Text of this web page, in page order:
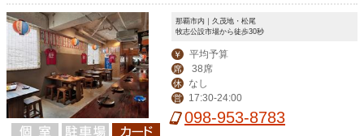
那覇市内｜久茂地・松尾
牧志公設市場から徒歩30秒
￥ 平均予算
席 38席
休 なし
営 17:30-24:00
098-953-8783